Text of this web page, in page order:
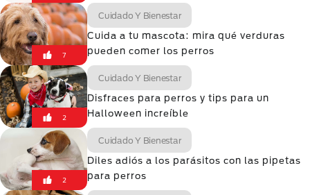
7
Cuidado Y Bienestar
Cuida a tu mascota: mira qué verduras
pueden comer los perros
2
Cuidado Y Bienestar
Disfraces para perros y tips para un
Halloween increíble
2
Cuidado Y Bienestar
Diles adiós a los parásitos con las pipetas
para perros